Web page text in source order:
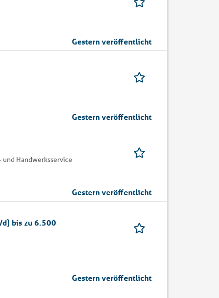
Gestern veröffentlicht
Gestern veröffentlicht
Handwerksservice
Gestern veröffentlicht
bis zu 6.500
Gestern veröffentlicht